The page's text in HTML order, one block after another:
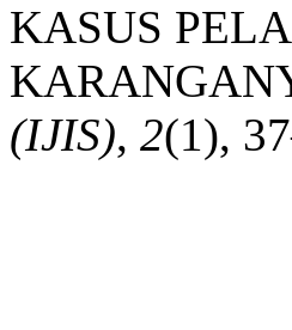
KASUS
(IJIS), 2(1),